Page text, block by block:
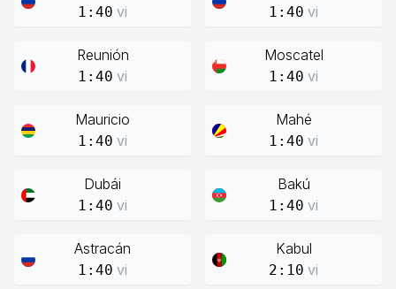
1:40 vi 1:40 vi
Reunión
1:40 vi
Moscatel
1:40 vi
Mauricio
1:40 vi
Mahé
1:40 vi
Dubái
1:40 vi
Bakú
1:40 vi
Astracán
1:40 vi
Kabul
2:10 vi